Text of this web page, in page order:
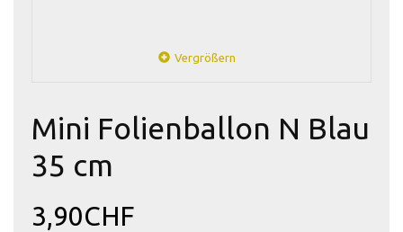
Vergrößern
Mini Folienballon N Blau
35 cm
3,90CHF